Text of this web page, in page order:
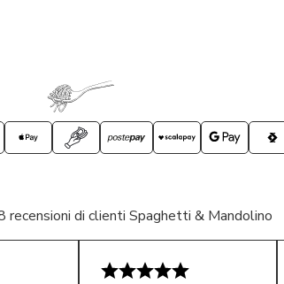
recensioni di clienti Spaghetti & Mandolino